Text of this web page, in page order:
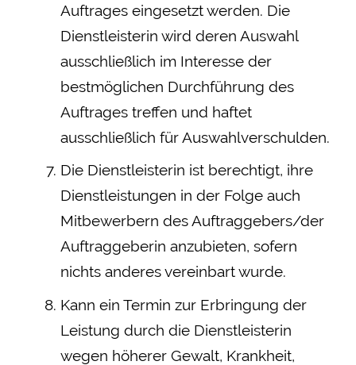
Auftrages eingesetzt werden. Die
Dienstleisterin wird deren Auswahl
ausschließlich im Interesse der
bestmöglichen Durchführung des
Auftrages treffen und haftet
ausschließlich für Auswahlverschulden.
Die Dienstleisterin ist berechtigt, ihre
Dienstleistungen in der Folge auch
Mitbewerbern des Auftraggebers/der
Auftraggeberin anzubieten, sofern
nichts anderes vereinbart wurde.
Kann ein Termin zur Erbringung der
Leistung durch die Dienstleisterin
wegen höherer Gewalt, Krankheit,